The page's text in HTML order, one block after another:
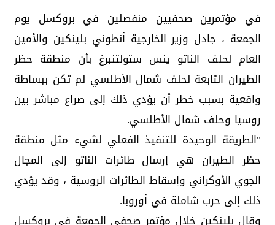
في مؤتمرين صحفيين منفصلين في بروكسل يوم
الجمعة ، جادل وزير الخارجية أنطوني بلينكين والأمين
العام لحلف الناتو ينس ستولتنبرغ بأن منطقة حظر
الطيران التابعة لحلف شمال الأطلسي لم تكن ببساطة
واقعية بسبب خطر أن يؤدي ذلك إلى صراع مباشر بين
روسيا وحلف شمال الأطلسي.
"الطريقة الوحيدة للتنفيذ الفعلي لشيء مثل منطقة
حظر الطيران هي إرسال طائرات الناتو إلى المجال
الجوي الأوكراني وإسقاط الطائرات الروسية ، وقد يؤدي
ذلك إلى حرب شاملة في أوروبا.